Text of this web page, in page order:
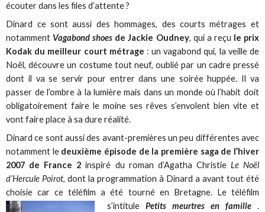
écouter dans les files d’attente ?
Dinard ce sont aussi des hommages, des courts métrages et
notamment Vagabond shoes de Jackie Oudney, qui a reçu le prix
Kodak du meilleur court métrage : un vagabond qui, la veille de
Noël, découvre un costume tout neuf, oublié par un cadre pressé
dont il va se servir pour entrer dans une soirée huppée. Il va
passer de l’ombre à la lumière mais dans un monde où l’habit doit
obligatoirement faire le moine ses rêves s’envolent bien vite et
vont faire place à sa dure réalité.
Dinard ce sont aussi des avant-premières un peu différentes avec
notamment le deuxième épisode de la première saga de l’hiver
2007 de France 2 inspiré du roman d’Agatha Christie Le Noël
d’Hercule Poirot, dont la programmation à Dinard a avant tout été
choisie car ce téléfilm a été tourné en Bretagne. Le téléfilm
s’intitule Petits meurtres en famille.